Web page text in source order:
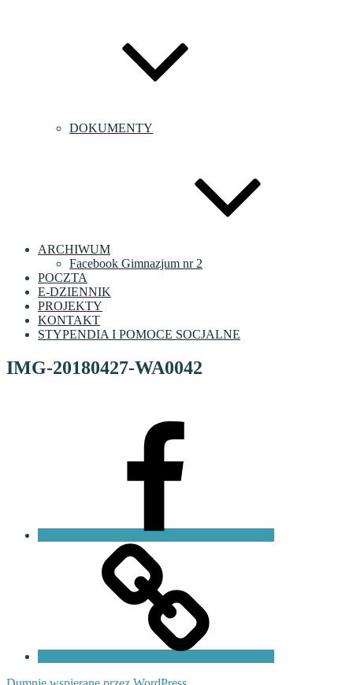
DOKUMENTY
ARCHIWUM
Facebook Gimnazjum nr 2
POCZTA
E-DZIENNIK
PROJEKTY
KONTAKT
STYPENDIA I POMOCE SOCJALNE
IMG-20180427-WA0042